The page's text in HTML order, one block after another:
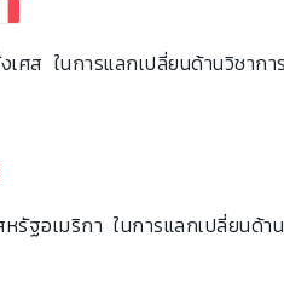
ศส ในการแลกเปลี่ยนด้านวิชากา
ฐอเมริกา ในการแลกเปลี่ยนด้า